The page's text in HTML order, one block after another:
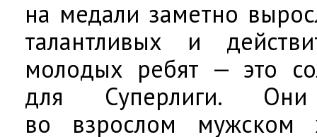
на медали заметно
талантливых и
молодых ребят — это
для Суперлиги.
во взрослом